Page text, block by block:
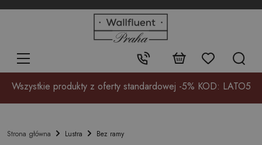
Kontakt:
+48
17
Wszystkie produkty z oferty standardowej -5% KOD: LATO5
Strona główna Lustra Bez ramy